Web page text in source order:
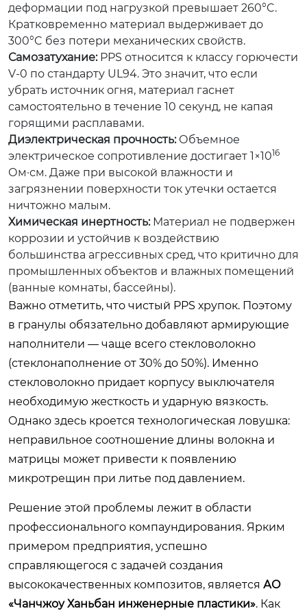
деформации под нагрузкой превышает 260°C.
Кратковременно материал выдерживает до
300°C без потери механических свойств.
Самозатухание:PPS относится к классу горючести
V-0 по стандарту UL94. Это значит, что если
убрать источник огня, материал гаснет
самостоятельно в течение 10 секунд, не капая
горящими расплавами.
Диэлектрическая прочность:Объемное
электрическое сопротивление достигает 1×1016
Ом·см. Даже при высокой влажности и
загрязнении поверхности ток утечки остается
ничтожно малым.
Химическая инертность:Материал не подвержен
коррозии и устойчив к воздействию
большинства агрессивных сред, что критично для
промышленных объектов и влажных помещений
(ванные комнаты, бассейны).
Важно отметить, что чистый PPS хрупок. Поэтому
в гранулы обязательно добавляют армирующие
наполнители — чаще всего стекловолокно
(стеклонаполнение от 30% до 50%). Именно
стекловолокно придает корпусу выключателя
необходимую жесткость и ударную вязкость.
Однако здесь кроется технологическая ловушка:
неправильное соотношение длины волокна и
матрицы может привести к появлению
микротрещин при литье под давлением.
Решение этой проблемы лежит в области
профессионального компаундирования. Ярким
примером предприятия, успешно
справляющегося с задачей создания
высококачественных композитов, является АО
«Чанчжоу Ханьбан инженерные пластики». Как